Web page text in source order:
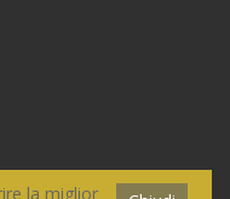
la miglior